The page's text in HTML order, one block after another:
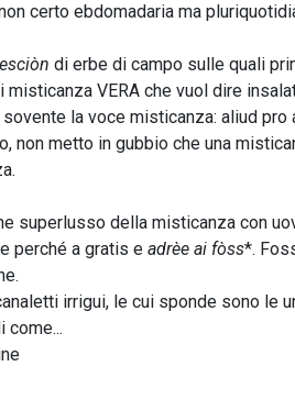
certo ebdomadaria ma
di erbe di campo sulle quali
misticanza VERA che vuol dire
la voce misticanza: aliud
non metto in gubbio che una
superlusso della misticanza con
perché a gratis e adrèe ai fòss*.
irrigui, le cui sponde sono le
come...